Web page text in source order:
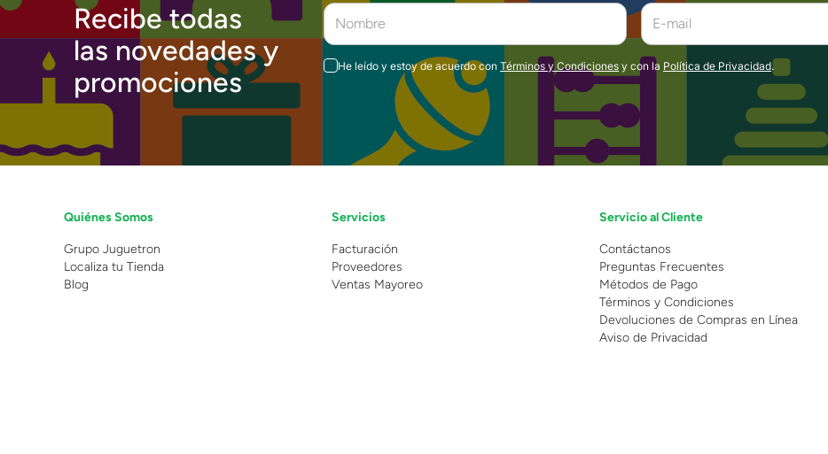
Recibe todas
las novedades y
promociones
He leído y estoy de acuerdo con Términos y Condiciones y con la Política de Privacidad.
Quiénes Somos
Grupo Juguetron
Localiza tu Tienda
Blog
Servicios
Facturación
Proveedores
Ventas Mayoreo
Servicio al Cliente
Contáctanos
Preguntas Frecuentes
Métodos de Pago
Términos y Condiciones
Devoluciones de Compras en Línea
Aviso de Privacidad